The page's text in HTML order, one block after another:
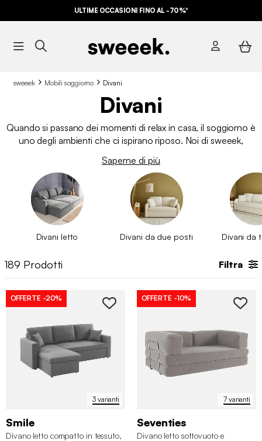
ULTIME OCCASIONI FINO AL -70%*
sweeek Mobili soggiorno Divani
Divani
Quando si passano dei momenti di relax in casa, il soggiorno è
uno degli ambienti che ci ispirano riposo. Noi di sweeek,
divaniper soddisfare le tue richieste di
arredamento. Di fatto, ci stiamo riferendo ai vari
divani
moderniin tessuto dalla forma angolare, che si trasformano in
letto, qualora avessi bisogno di ospitare qualcuno. In più, potrai
optare per i confortevoli divani design in velluto da abbinare
selezione di colori,
per abbinare meglio il tuo
divano
Saperne di più
Divani letto Divani da due posti Divani da
189 Prodotti Filtra
3 varianti
OFFERTE -20%
Smile
Divano letto compatto in tessuto,
7 varianti
OFFERTE -10%
Seventies
Divano letto sottovuoto e